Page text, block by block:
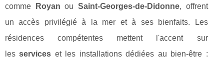
comme
Royan ou Saint-Georges-de-Didonne, offrent
un accès privilégié à la mer et à ses bienfaits. Les
résidences compétentes mettent l'accent sur
lesservices et les installations dédiées au bien-être :